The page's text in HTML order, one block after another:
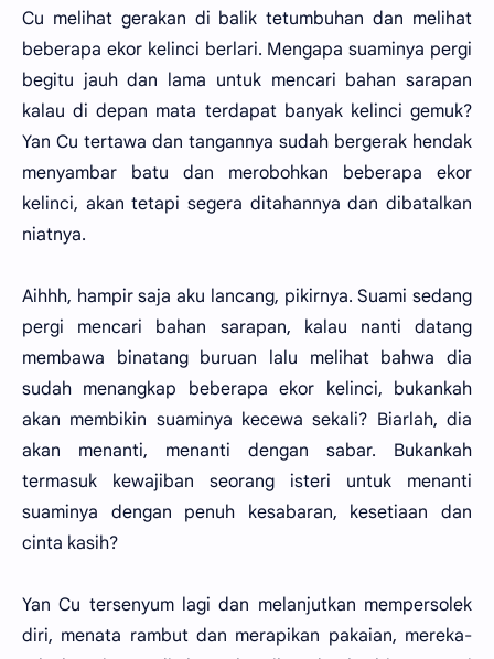
Cu melihat gerakan di balik tetumbuhan dan melihat
beberapa ekor kelinci berlari. Mengapa suaminya pergi
begitu jauh dan lama untuk mencari bahan sarapan
kalau di depan mata terdapat banyak kelinci gemuk?
Yan Cu tertawa dan tangannya sudah bergerak hendak
menyambar batu dan merobohkan beberapa ekor
kelinci, akan tetapi segera ditahannya dan dibatalkan
niatnya.
Aihhh, hampir saja aku lancang, pikirnya. Suami sedang
pergi mencari bahan sarapan, kalau nanti datang
membawa binatang buruan lalu melihat bahwa dia
sudah menangkap beberapa ekor kelinci, bukankah
akan membikin suaminya kecewa sekali? Biarlah, dia
akan menanti, menanti dengan sabar. Bukankah
termasuk kewajiban seorang isteri untuk menanti
suaminya dengan penuh kesabaran, kesetiaan dan
cinta kasih?
Yan Cu tersenyum lagi dan melanjutkan mempersolek
diri, menata rambut dan merapikan pakaian, mereka-